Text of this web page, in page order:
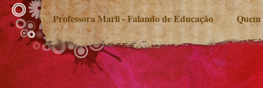
Professora Marli - Falando de Educação Quem